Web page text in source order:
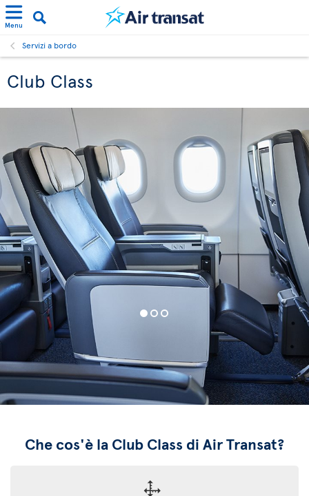
Menu
Servizi a bordo
Club Class
Che cos'è la Club Class di Air Transat?